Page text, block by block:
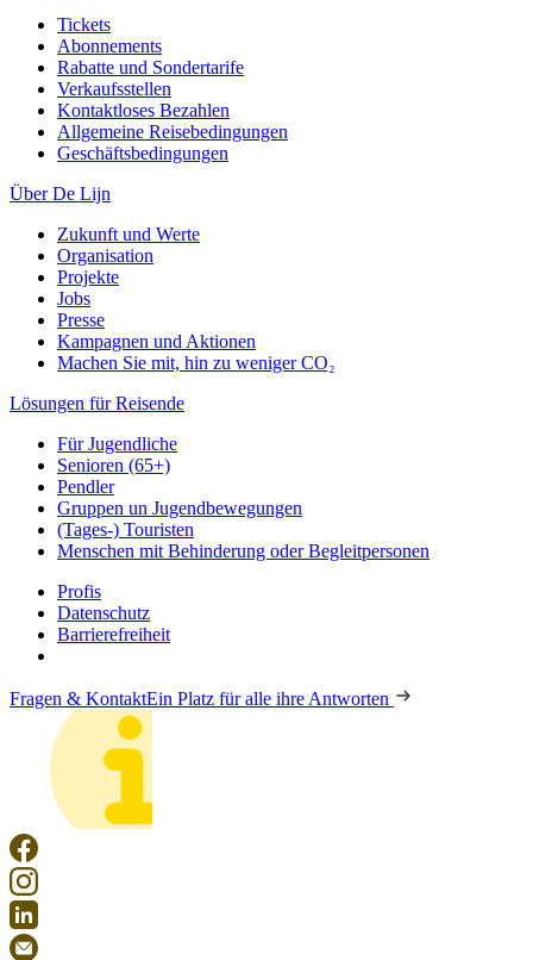
Tickets
Abonnements
Rabatte und Sondertarife
Verkaufsstellen
Kontaktloses Bezahlen
Allgemeine Reisebedingungen
Geschäftsbedingungen
Über De Lijn
Zukunft und Werte
Organisation
Projekte
Jobs
Presse
Kampagnen und Aktionen
Machen Sie mit, hin zu weniger CO₂
Lösungen für Reisende
Für Jugendliche
Senioren (65+)
Pendler
Gruppen un Jugendbewegungen
(Tages-) Touristen
Menschen mit Behinderung oder Begleitpersonen
Profis
Datenschutz
Barrierefreiheit
Fragen & KontaktEin Platz für alle ihre Antworten